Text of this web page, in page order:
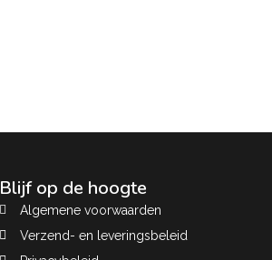
Blijf op de hoogte
Algemene voorwaarden
Verzend- en leveringsbeleid